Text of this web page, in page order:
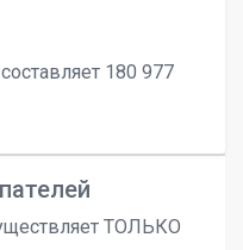
180 977
ТОЛЬКО